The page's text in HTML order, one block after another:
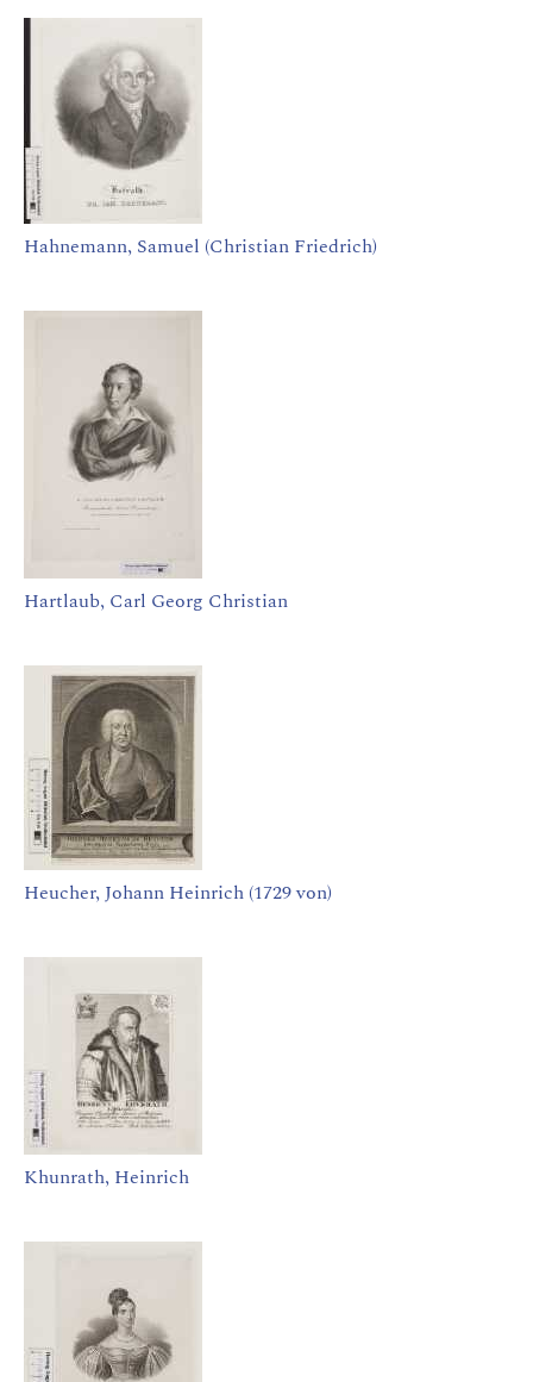
Hahnemann, Samuel (Christian Friedrich)
Hartlaub, Carl Georg Christian
Heucher, Johann Heinrich (1729 von)
Khunrath, Heinrich